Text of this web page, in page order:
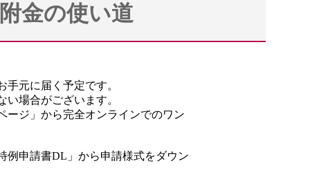
元に届く予定です。
場合がございます。
ージ」から完全オンラインでのワン
例申請書DL」から申請様式をダウン
金の使い道